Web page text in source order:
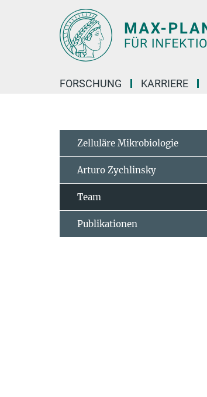
FORSCHUNG KARRIERE
Zelluläre Mikrobiologie
Arturo Zychlinsky
Team
Publikationen